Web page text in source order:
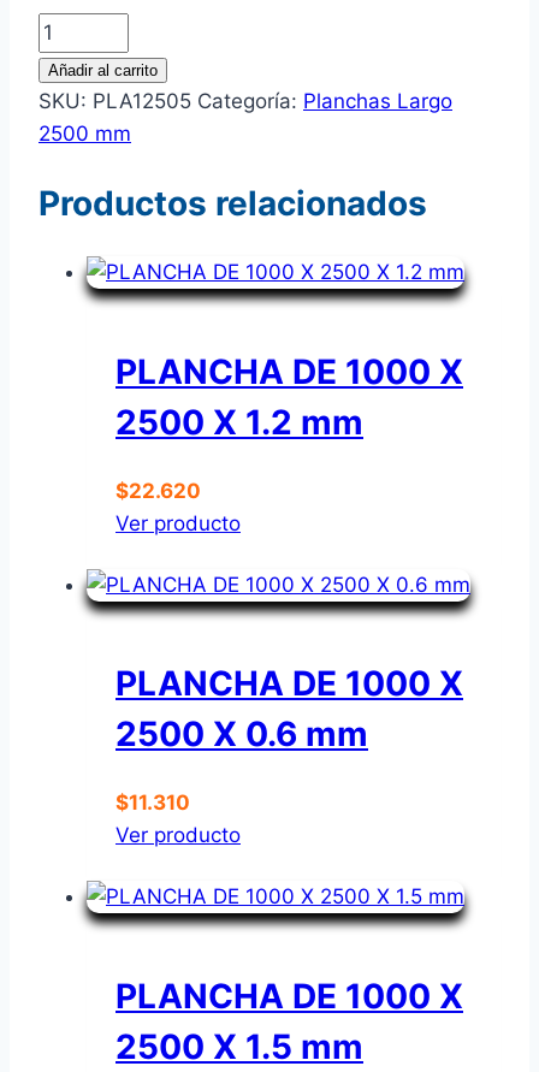
PLANCHA
DE
1000
X
X
0.5
cantidad
Añadir al carrito
SKU: PLA12505 Categoría: Planchas Largo
2500 mm
Productos relacionados
PLANCHA DE 1000 X
2500 X 1.2 mm
$22.620
Ver producto
PLANCHA DE 1000 X
2500 X 0.6 mm
$11.310
Ver producto
PLANCHA DE 1000 X
2500 X 1.5 mm